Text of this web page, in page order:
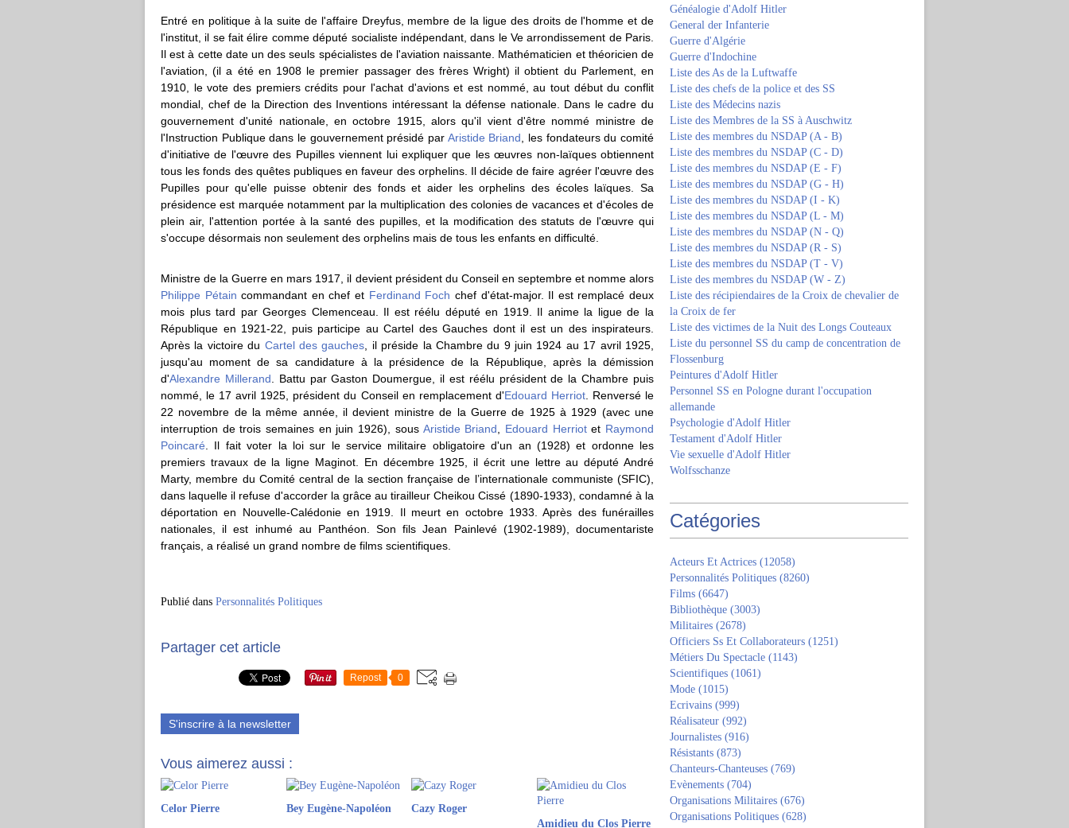
Entré en politique à la suite de l'affaire Dreyfus, membre de la ligue des droits de l'homme et de
l'institut, il se fait élire comme député socialiste indépendant, dans le Ve arrondissement de Paris.
Il est à cette date un des seuls spécialistes de l'aviation naissante. Mathématicien et théoricien de
l'aviation, (il a été en 1908 le premier passager des frères Wright) il obtient du Parlement, en
1910, le vote des premiers crédits pour l'achat d'avions et est nommé, au tout début du conflit
mondial, chef de la Direction des Inventions intéressant la défense nationale. Dans le cadre du
gouvernement d'unité nationale, en octobre 1915, alors qu'il vient d'être nommé ministre de
l'Instruction Publique dans le gouvernement présidé par Aristide Briand , les fondateurs du comité
d'initiative de l'œuvre des Pupilles viennent lui expliquer que les œuvres non-laïques obtiennent
tous les fonds des quêtes publiques en faveur des orphelins. Il décide de faire agréer l'œuvre des
Pupilles pour qu'elle puisse obtenir des fonds et aider les orphelins des écoles laïques. Sa
présidence est marquée notamment par la multiplication des colonies de vacances et d'écoles de
plein air, l'attention portée à la santé des pupilles, et la modification des statuts de l'œuvre qui
s'occupe désormais non seulement des orphelins mais de tous les enfants en difficulté.
Ministre de la Guerre en mars 1917, il devient président du Conseil en septembre et nomme alors
Philippe Pétain commandant en chef et Ferdinand Foch chef d'état-major. Il est remplacé deux
mois plus tard par Georges Clemenceau. Il est réélu député en 1919. Il anime la ligue de la
République en 1921-22, puis participe au Cartel des Gauches dont il est un des inspirateurs.
Après la victoire du Cartel des gauches , il préside la Chambre du 9 juin 1924 au 17 avril 1925,
jusqu'au moment de sa candidature à la présidence de la République, après la démission
d'Alexandre Millerand . Battu par Gaston Doumergue, il est réélu président de la Chambre puis
nommé, le 17 avril 1925, président du Conseil en remplacement d'Edouard Herriot. Renversé le
22 novembre de la même année, il devient ministre de la Guerre de 1925 à 1929 (avec une
interruption de trois semaines en juin 1926), sous Aristide Briand Edouard Herriotet Raymond
Poincaré . Il fait voter la loi sur le service militaire obligatoire d'un an (1928) et ordonne les
premiers travaux de la ligne Maginot. En décembre 1925, il écrit une lettre au député André
Marty, membre du Comité central de la section française de l’internationale communiste (SFIC),
dans laquelle il refuse d'accorder la grâce au tirailleur Cheikou Cissé (1890-1933), condamné à la
déportation en Nouvelle-Calédonie en 1919. Il meurt en octobre 1933. Après des funérailles
nationales, il est inhumé au Panthéon. Son fils Jean Painlevé (1902-1989), documentariste
français, a réalisé un grand nombre de films scientifiques.
Publié dans Personnalités Politiques
Partager cet article
Repost 0
S'inscrire à la newsletter
Vous aimerez aussi :
Celor Pierre Bey Eugène-Napoléon
Cazy Roger
Amidieu du Clos Pierre
Généalogie d'Adolf Hitler
General der Infanterie
Guerre d'Algérie
Guerre d'Indochine
Liste des As de la Luftwaffe
Liste des chefs de la police et des SS
Liste des Médecins nazis
Liste des Membres de la SS à Auschwitz
Liste des membres du NSDAP (A - B)
Liste des membres du NSDAP (C - D)
Liste des membres du NSDAP (E - F)
Liste des membres du NSDAP (G - H)
Liste des membres du NSDAP (I - K)
Liste des membres du NSDAP (L - M)
Liste des membres du NSDAP (N - Q)
Liste des membres du NSDAP (R - S)
Liste des membres du NSDAP (T - V)
Liste des membres du NSDAP (W - Z)
Liste des récipiendaires de la Croix de chevalier de
la Croix de fer
Liste des victimes de la Nuit des Longs Couteaux
Liste du personnel SS du camp de concentration de
Flossenburg
Peintures d'Adolf Hitler
Personnel SS en Pologne durant l'occupation
allemande
Psychologie d'Adolf Hitler
Testament d'Adolf Hitler
Vie sexuelle d'Adolf Hitler
Wolfsschanze
Catégories
Acteurs Et Actrices (12058)
Personnalités Politiques (8260)
Films (6647)
Bibliothèque (3003)
Militaires (2678)
Officiers Ss Et Collaborateurs (1251)
Métiers Du Spectacle (1143)
Scientifiques (1061)
Mode (1015)
Ecrivains (999)
Réalisateur (992)
Journalistes (916)
Résistants (873)
Chanteurs-Chanteuses (769)
Evènements (704)
Organisations Militaires (676)
Organisations Politiques (628)